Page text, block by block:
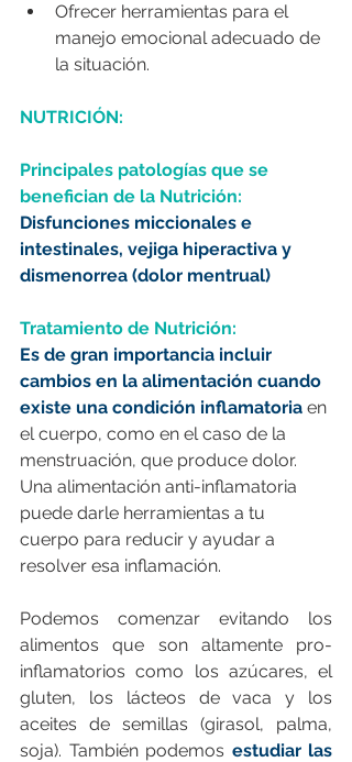
Ofrecer herramientas para el
manejo emocional adecuado de
la situación.
NUTRICIÓN:
Principales patologías que se
benefician de la Nutrición:
Disfunciones miccionales e
intestinales, vejiga hiperactiva y
dismenorrea (dolor mentrual)
Tratamiento de Nutrición:
Es de gran importancia incluir
cambios en la alimentación cuando
existe una condición inflamatoria en
el cuerpo, como en el caso de la
menstruación, que produce dolor.
Una alimentación anti-inflamatoria
puede darle herramientas a tu
cuerpo para reducir y ayudar a
resolver esa inflamación.
Podemos comenzar evitando los
alimentos que son altamente pro-
inflamatorios como los azúcares, el
gluten, los lácteos de vaca y los
aceites de semillas (girasol, palma,
soja). También podemos estudiar las